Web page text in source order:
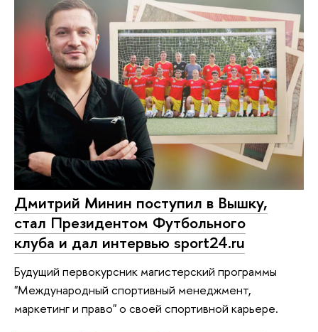
Дмитрий Минин поступил в Вышку,
стал Президентом Футбольного
клуба и дал интервью sport24.ru
Будущий первокурсник магистерский программы
"Международный спортивный менеджмент,
маркетинг и право" о своей спортивной карьере.